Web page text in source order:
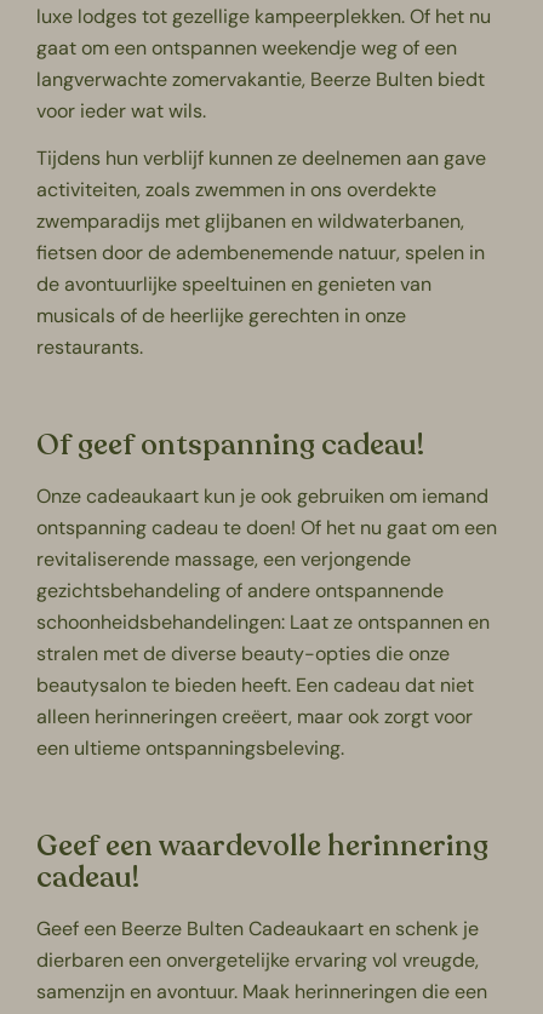
luxe lodges tot gezellige kampeerplekken. Of het nu
gaat om een ontspannen weekendje weg of een
langverwachte zomervakantie, Beerze Bulten biedt
voor ieder wat wils.
Tijdens hun verblijf kunnen ze deelnemen aan gave
activiteiten, zoals zwemmen in ons overdekte
zwemparadijs met glijbanen en wildwaterbanen,
fietsen door de adembenemende natuur, spelen in
de avontuurlijke speeltuinen en genieten van
musicals of de heerlijke gerechten in onze
restaurants.
Of geef ontspanning cadeau!
Onze cadeaukaart kun je ook gebruiken om iemand
ontspanning cadeau te doen! Of het nu gaat om een
revitaliserende massage, een verjongende
gezichtsbehandeling of andere ontspannende
schoonheidsbehandelingen: Laat ze ontspannen en
stralen met de diverse beauty-opties die onze
beautysalonte bieden heeft. Een cadeau dat niet
alleen herinneringen creëert, maar ook zorgt voor
een ultieme ontspanningsbeleving.
Geef een waardevolle herinnering
cadeau!
Geef een Beerze Bulten Cadeaukaart en schenk je
dierbaren een onvergetelijke ervaring vol vreugde,
samenzijn en avontuur. Maak herinneringen die een